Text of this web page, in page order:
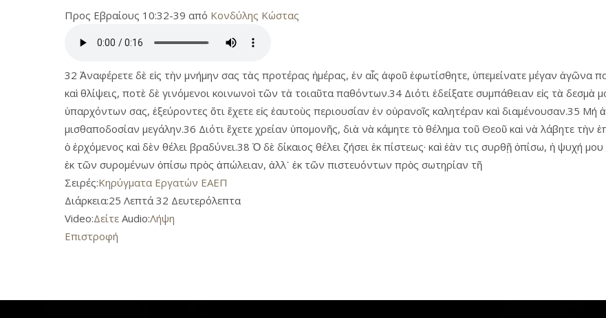
Προς Εβραίους 10:32-39 από Κονδύλης Κώστας
32 Ἀναφέρετε δὲ εἰς τὴν μνήμην σας τὰς προτέρας ἡμέρας, ἐν αἷς ἀφοῦ ἐφωτίσθητε, ὑπεμείνατε μέγαν ἀγῶνα
καὶ θλίψεις, ποτὲ δὲ γινόμενοι κοινωνοὶ τῶν τὰ τοιαῦτα παθόντων.34 Διότι ἐδείξατε συμπάθειαν εἰς τὰ
ὑπαρχόντων σας, ἐξεύροντες ὅτι ἔχετε εἰς ἑαυτοὺς περιουσίαν ἐν οὐρανοῖς καλητέραν καὶ διαμένουσαν.35 Μή
μισθαποδοσίαν μεγάλην.36 Διότι ἔχετε χρείαν ὑπομονῆς, διὰ νὰ κάμητε τὸ θέλημα τοῦ Θεοῦ καὶ νὰ λάβητε τὴν
ὁ ἐρχόμενος καὶ δὲν θέλει βραδύνει.38 Ὁ δὲ δίκαιος θέλει ζήσει ἐκ πίστεως· καὶ ἐὰν τις συρθῇ ὀπίσω, ἡ ψυχή
ἐκ τῶν συρομένων ὀπίσω πρὸς ἀπώλειαν, ἀλλ᾿ ἐκ τῶν πιστευόντων πρὸς σωτηρίαν τῆ
Σειρές:Κηρύγματα Εργατών ΕΑΕΠ
Διάρκεια:25 Λεπτά 32 Δευτερόλεπτα
Video:Δείτε Audio:Λήψη
Επιστροφή